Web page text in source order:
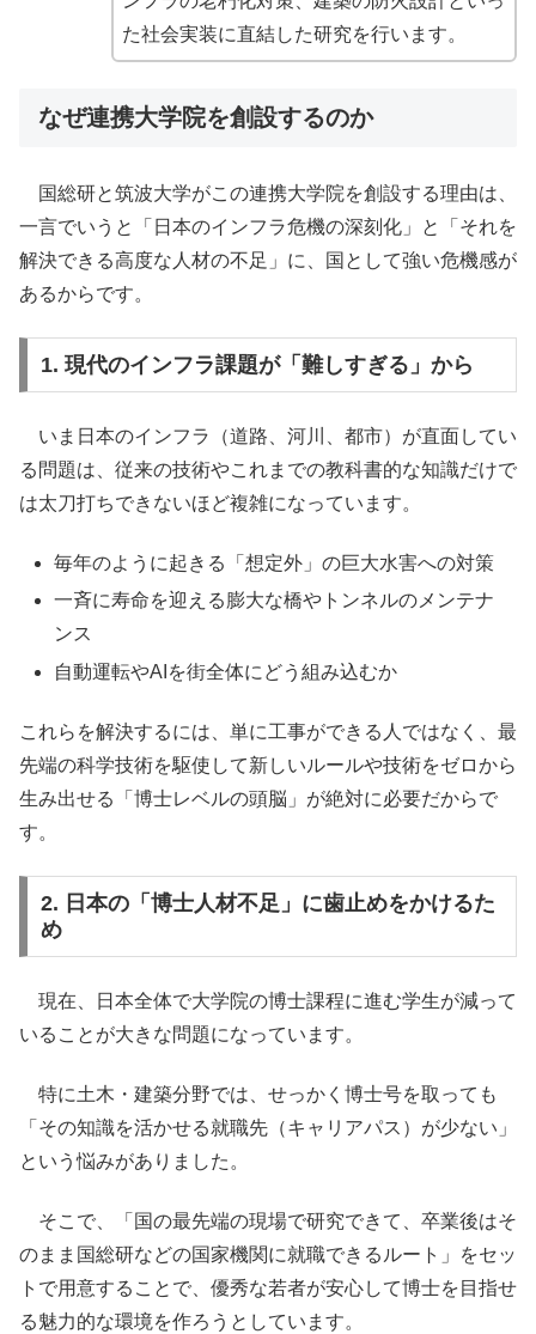
た社会実装に直結した研究を行います。
なぜ連携大学院を創設するのか
国総研と筑波大学がこの連携大学院を創設する理由は、
一言でいうと「日本のインフラ危機の深刻化」と「それを
解決できる高度な人材の不足」に、国として強い危機感が
あるからです。
1. 現代のインフラ課題が「難しすぎる」から
いま日本のインフラ（道路、河川、都市）が直面してい
る問題は、従来の技術やこれまでの教科書的な知識だけで
は太刀打ちできないほど複雑になっています。
毎年のように起きる「想定外」の巨大水害への対策
一斉に寿命を迎える膨大な橋やトンネルのメンテナ
ンス
自動運転やAIを街全体にどう組み込むか
これらを解決するには、単に工事ができる人ではなく、最
先端の科学技術を駆使して新しいルールや技術をゼロから
生み出せる「博士レベルの頭脳」が絶対に必要だからで
す。
2. 日本の「博士人材不足」に歯止めをかけるた
め
現在、日本全体で大学院の博士課程に進む学生が減って
いることが大きな問題になっています。
特に土木・建築分野では、せっかく博士号を取っても
「その知識を活かせる就職先（キャリアパス）が少ない」
という悩みがありました。
そこで、「国の最先端の現場で研究できて、卒業後はそ
のまま国総研などの国家機関に就職できるルート」をセッ
トで用意することで、優秀な若者が安心して博士を目指せ
る魅力的な環境を作ろうとしています。